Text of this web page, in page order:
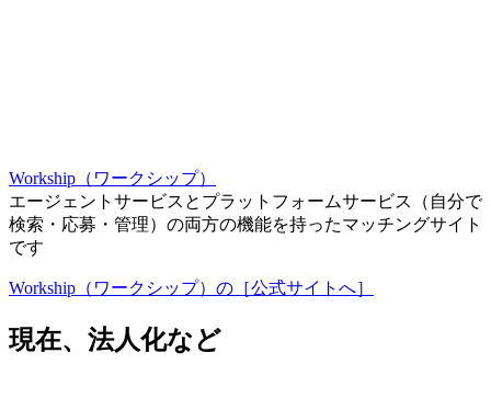
Workship（ワークシップ）
エージェントサービスとプラットフォームサービス（自分で
検索・応募・管理）の両方の機能を持ったマッチングサイト
です
Workship（ワークシップ）の［公式サイトへ］
現在、法人化など